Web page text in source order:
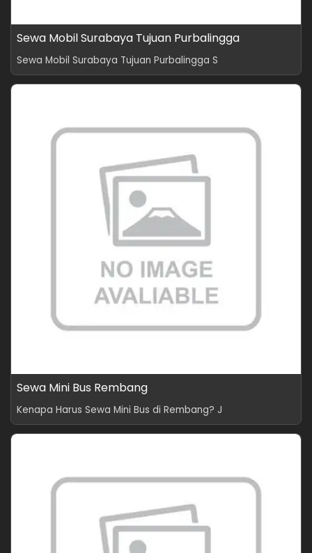
Sewa Mobil Surabaya Tujuan Purbalingga
Sewa Mobil Surabaya Tujuan Purbalingga S
Sewa Mini Bus Rembang
Kenapa Harus Sewa Mini Bus di Rembang? J